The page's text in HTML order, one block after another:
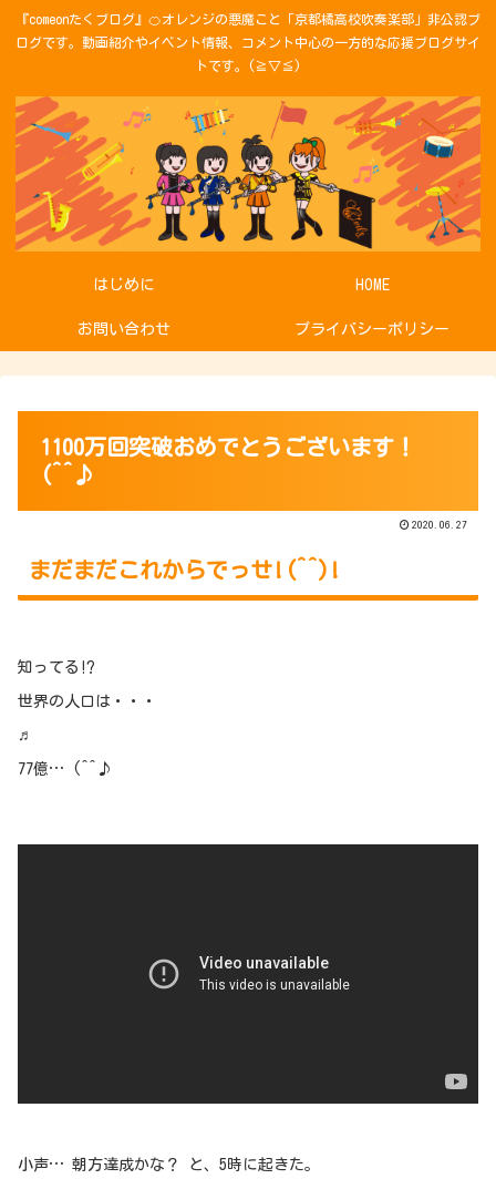
『comeonたくブログ』🍊オレンジの悪魔こと「京都橘高校吹奏楽部」非公認ブ
ログです。動画紹介やイベント情報、コメント中心の一方的な応援ブログサイ
トです。(≧▽≦)
はじめに HOME
お問い合わせ プライバシーポリシー
1100万回突破おめでとうございます！
(^^♪
2020.06.27
まだまだこれからでっせ!(^^)!
知ってる⁉
世界の人口は・・・
♬
77億… (^^♪
小声… 朝方達成かな？ と、5時に起きた。